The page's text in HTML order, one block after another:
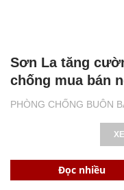
PHÒNG CHỐNG BUÔN
Sơn La tăng
chống mua bán
Đọc nhiều